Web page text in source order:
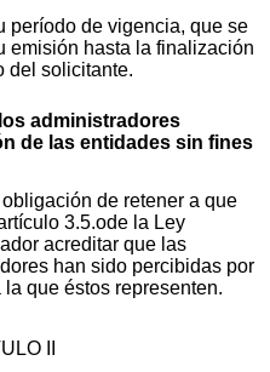
período de vigencia, que se
emisión hasta la finalización
del solicitante.
administradores
de las entidades sin fines
de retener a que
3.5.ode la Ley
acreditar que las
han sido percibidas por
que éstos representen.
II